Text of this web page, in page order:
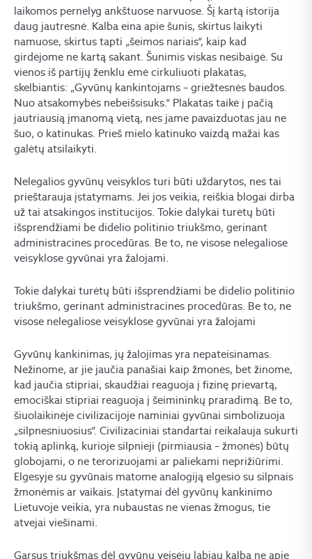
laikomos pernelyg ankštuose narvuose. Šį kartą istorija
daug jautresnė. Kalba eina apie šunis, skirtus laikyti
namuose, skirtus tapti „šeimos nariais“, kaip kad
girdėjome ne kartą sakant. Šunimis viskas nesibaigė. Su
vienos iš partijų ženklu ėmė cirkuliuoti plakatas,
skelbiantis: „Gyvūnų kankintojams – griežtesnės baudos.
Nuo atsakomybės nebeišsisuks.“ Plakatas taikė į pačią
jautriausią įmanomą vietą, nes jame pavaizduotas jau ne
šuo, o katinukas. Prieš mielo katinuko vaizdą mažai kas
galėtų atsilaikyti.
Nelegalios gyvūnų veisyklos turi būti uždarytos, nes tai
prieštarauja įstatymams. Jei jos veikia, reiškia blogai dirba
už tai atsakingos institucijos. Tokie dalykai turėtų būti
išsprendžiami be didelio politinio triukšmo, gerinant
administracines procedūras. Be to, ne visose nelegaliose
veisyklose gyvūnai yra žalojami.
Tokie dalykai turėtų būti išsprendžiami be didelio politinio
triukšmo, gerinant administracines procedūras. Be to, ne
visose nelegaliose veisyklose gyvūnai yra žalojami
Gyvūnų kankinimas, jų žalojimas yra nepateisinamas.
Nežinome, ar jie jaučia panašiai kaip žmonės, bet žinome,
kad jaučia stipriai, skaudžiai reaguoja į fizinę prievartą,
emociškai stipriai reaguoja į šeimininkų praradimą. Be to,
šiuolaikinėje civilizacijoje naminiai gyvūnai simbolizuoja
„silpnesniuosius“. Civilizaciniai standartai reikalauja sukurti
tokią aplinką, kurioje silpnieji (pirmiausia – žmonės) būtų
globojami, o ne terorizuojami ar paliekami neprižiūrimi.
Elgesyje su gyvūnais matome analogiją elgesio su silpnais
žmonėmis ar vaikais. Įstatymai dėl gyvūnų kankinimo
Lietuvoje veikia, yra nubaustas ne vienas žmogus, tie
atvejai viešinami.
Garsus triukšmas dėl gyvūnų veisėjų labiau kalba ne apie